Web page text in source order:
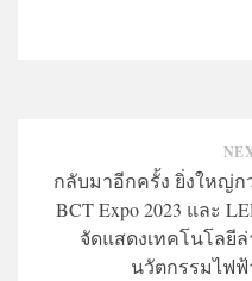
กลับมาอีกครั้ง ยิ่งใหญ่ก
BCT Expo 2023 และ
จัดแสดงเทคโนโลยี
นวัตกรรมไฟฟ้